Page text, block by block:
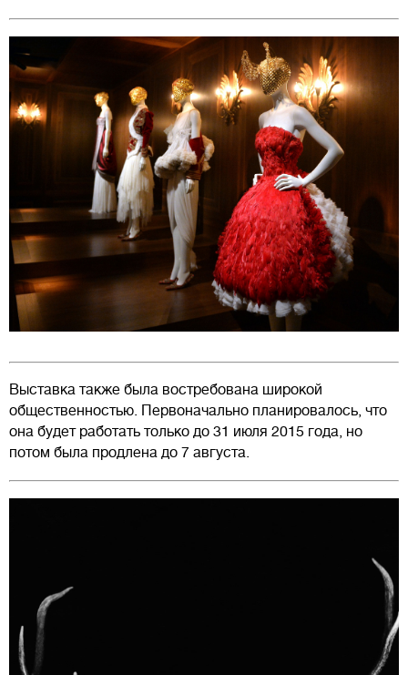
Выставка также была востребована широкой
общественностью. Первоначально планировалось, что
она будет работать только до 31 июля 2015 года, но
потом была продлена до 7 августа.